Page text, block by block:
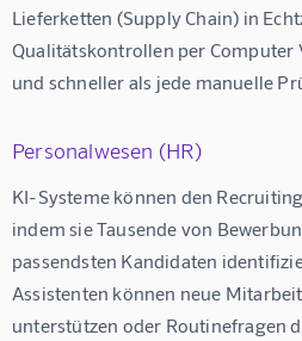
Lieferketten (Supply Chain) in
Qualitätskontrollen per Computer
und schneller als jede manuelle
Personalwesen (HR)
KI-Systeme können den
indem sie Tausende von
passendsten Kandidaten
Assistenten können neue
unterstützen oder Routinefragen